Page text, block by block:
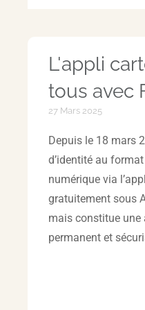
L'appli
tous avec
27 Mars 2025
Depuis le 18 mars
d’identité au
numérique via
gratuitement sous
mais constitue une
permanent et